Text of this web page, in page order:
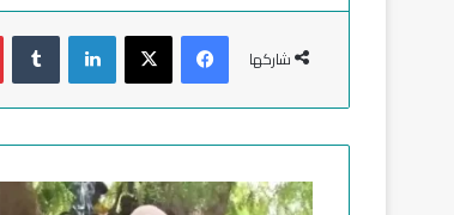
شاركها
فيسبوك لينكدإن
ا